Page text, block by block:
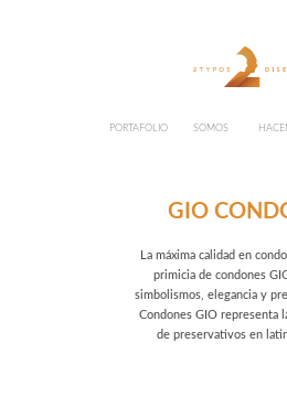
PORTAFOLIO SOMOS
GIO
La máxima calidad en
primicia de condones
simbolismos, elegancia y
Condones GIO representa
de preservativos en